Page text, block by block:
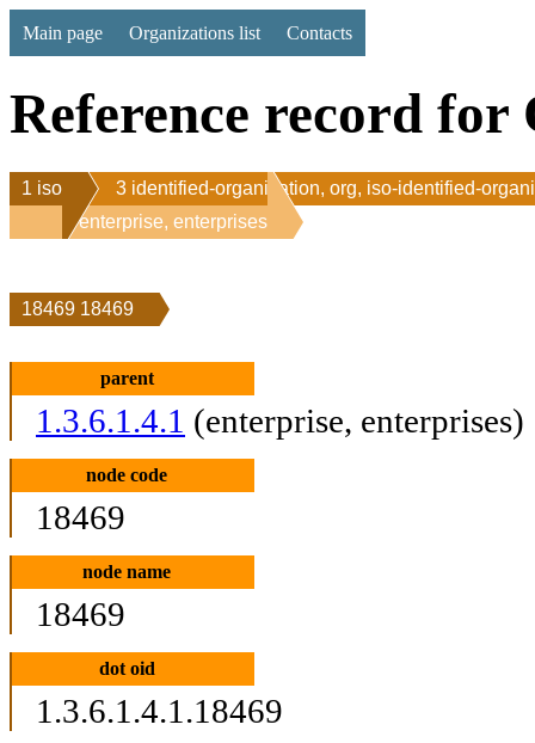
Main page Organizations list Contacts
Reference record for
1 iso
3 identified-organization, org, iso-identified-
1 enterprise, enterprises
18469 18469
parent
1.3.6.1.4.1 (enterprise, enterprises)
node code
18469
node name
18469
dot oid
1.3.6.1.4.1.18469